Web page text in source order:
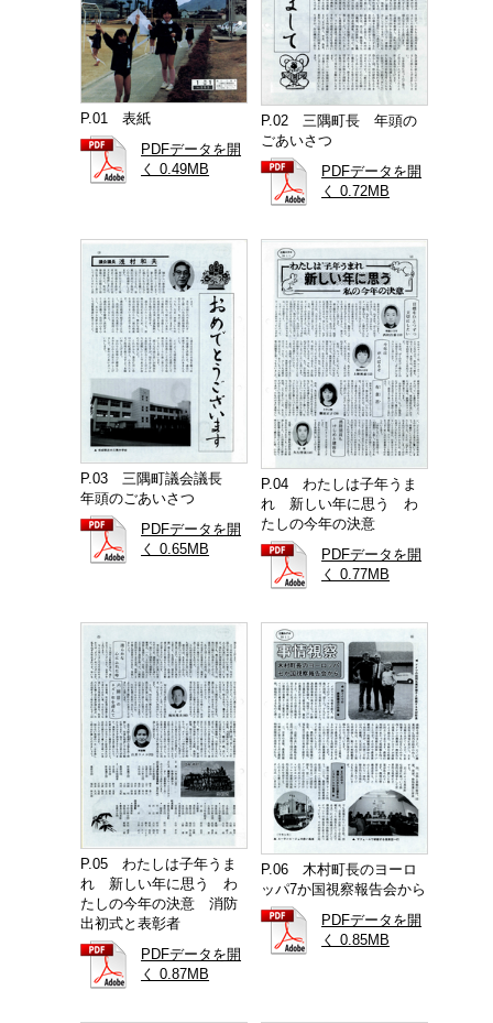
P.01 表紙
PDFデータを開
く 0.49MB
P.02 三隅町長 年頭の
ごあいさつ
PDFデータを開
く 0.72MB
P.03 三隅町議会議長
年頭のごあいさつ
PDFデータを開
く 0.65MB
P.04 わたしは子年うま
れ 新しい年に思う わ
たしの今年の決意
PDFデータを開
く 0.77MB
P.05 わたしは子年うま
れ 新しい年に思う わ
たしの今年の決意 消防
出初式と表彰者
PDFデータを開
く 0.87MB
P.06 木村町長のヨーロ
ッパ7か国視察報告会から
PDFデータを開
く 0.85MB